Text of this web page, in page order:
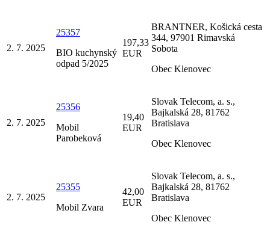
2. 7. 2025
25357
BIO kuchynský
odpad 5/2025
197,33
EUR
BRANTNER, Košická cesta
344, 97901 Rimavská
Sobota
Obec Klenovec
2. 7. 2025
25356
Mobil
Parobeková
19,40
EUR
Slovak Telecom, a. s.,
Bajkalská 28, 81762
Bratislava
Obec Klenovec
2. 7. 2025
25355
Mobil Zvara
42,00
EUR
Slovak Telecom, a. s.,
Bajkalská 28, 81762
Bratislava
Obec Klenovec